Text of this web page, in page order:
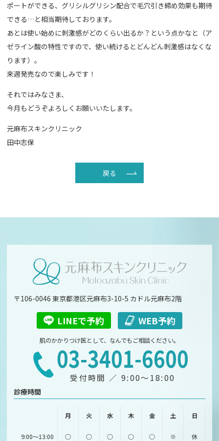
ポートができる、グリシルグリシン配合で毛穴引き締め効果も期待
できる…と相当期待しております。
あとは使い始めに刺激感がどのくらい出るか？という点かなと（ア
ゼライン酸の特性ですので、使い続けるとどんどん刺激感はなくな
ります）。
来週発売なので楽しみです！
それではみなさま、
今月もどうぞよろしくお願いいたします。
元麻布スキンクリニック
田中志保
戻る
〒106-0046 東京都港区元麻布3-10-5 カドル元麻布2階
LINEで予約 WEB予約
肌のかかりつけ医として、 なんでもご相談ください。
03-3401-6600
受付時間 ／ 9:00～18:00
診療時間
月 火 水 木 金 土 日
9:00～13:00 ○ ○ ○ ○ ○ ※ 休